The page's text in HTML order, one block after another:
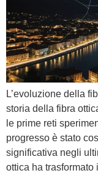
L’evoluzione della
storia della fibra
le prime reti
progresso è stato
significativa negli
ottica ha